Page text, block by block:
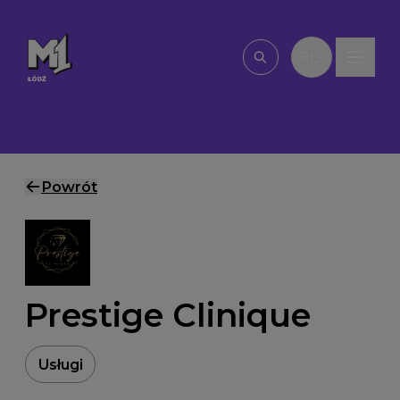
Wpisz, czego
Powrót
Prestige Clinique
Usługi